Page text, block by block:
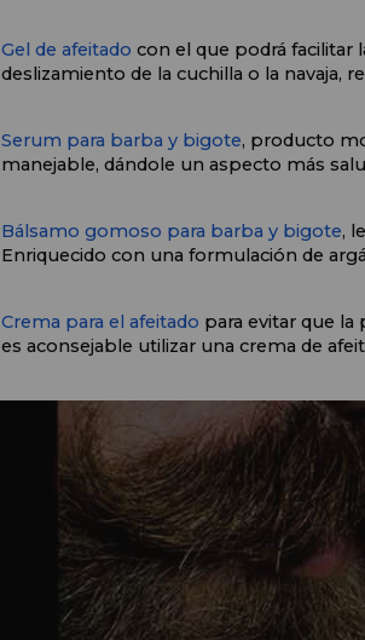
Gel de afeitado con el que podrá facilitar
deslizamiento de la cuchilla o la navaja,
Serum para barba y bigote, producto
manejable, dándole un aspecto más
Bálsamo gomoso para barba y bigote,
Enriquecido con una formulación de
Crema para el afeitado para evitar que la
es aconsejable utilizar una crema de